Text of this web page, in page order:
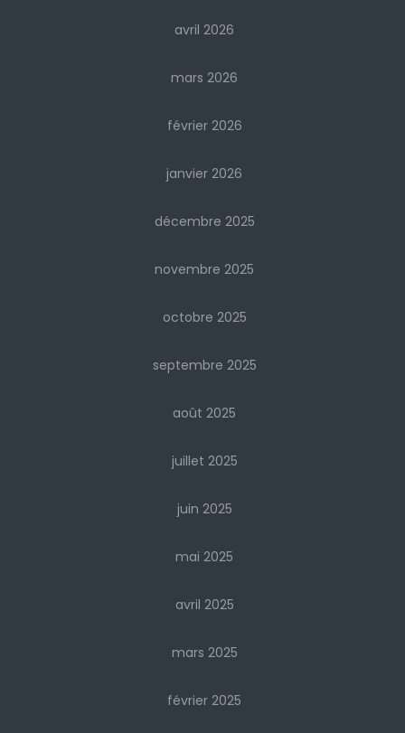
avril 2026
mars 2026
février 2026
janvier 2026
décembre 2025
novembre 2025
octobre 2025
septembre 2025
août 2025
juillet 2025
juin 2025
mai 2025
avril 2025
mars 2025
février 2025